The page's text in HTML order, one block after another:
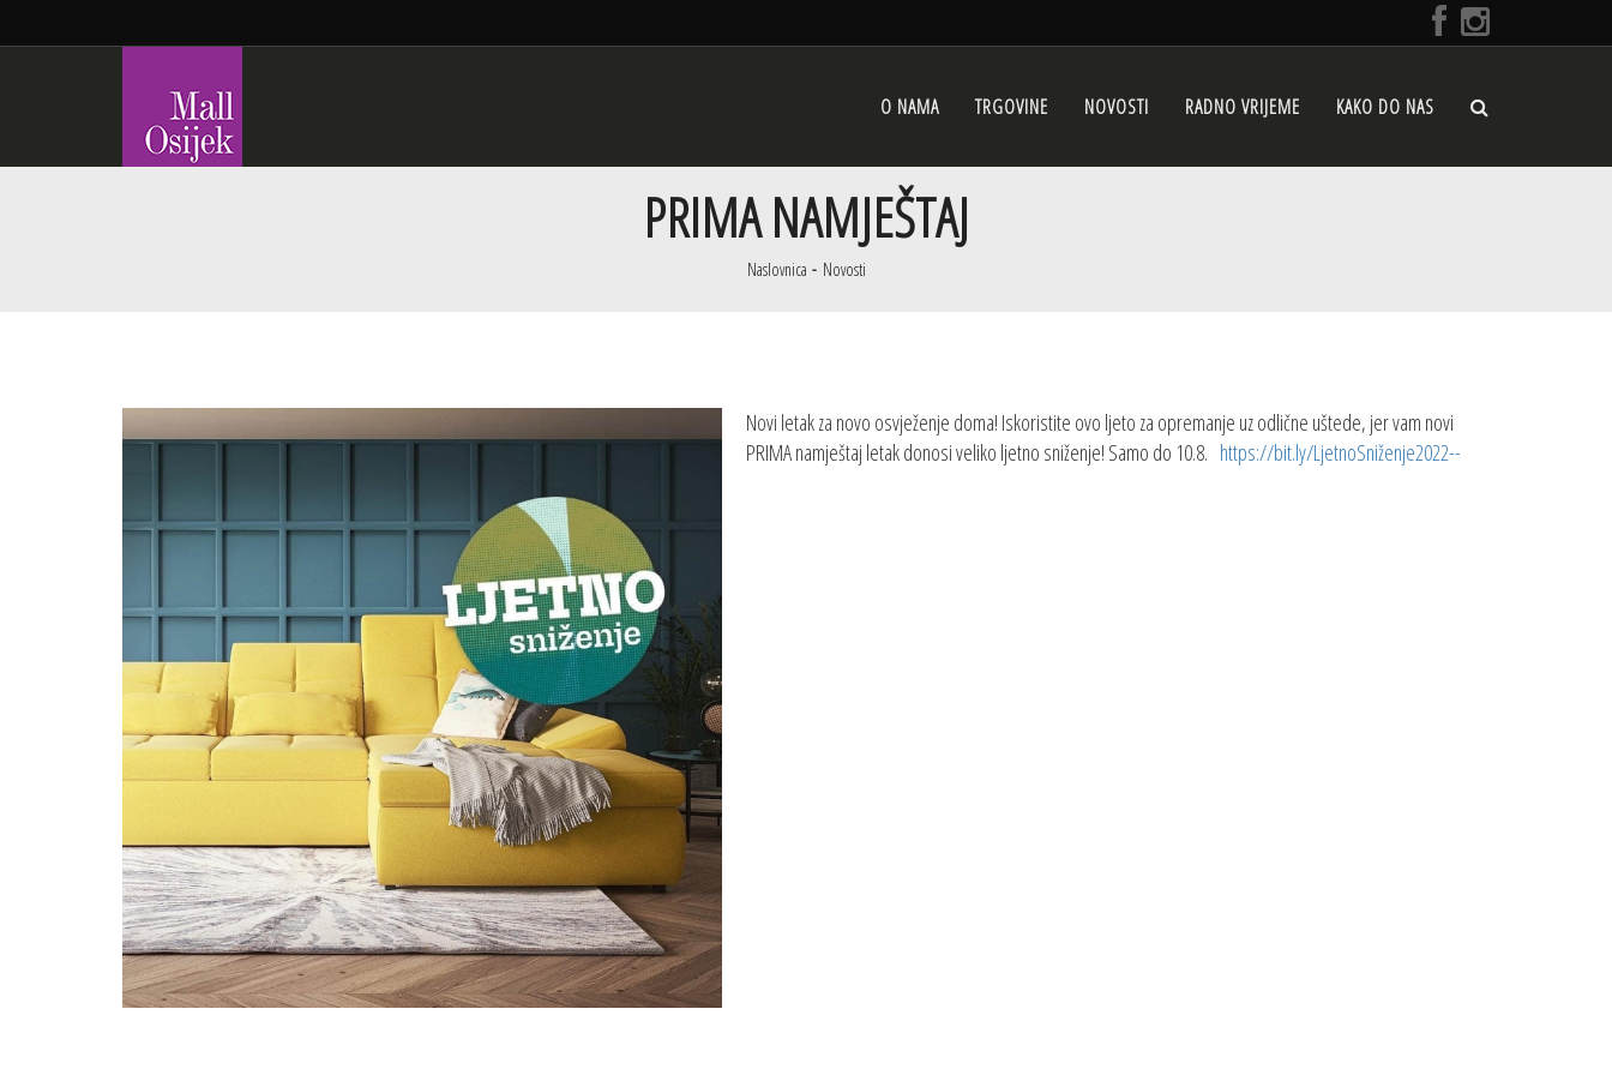
O NAMA TRGOVINE NOVOSTI RADNO VRIJEME KAKO DO NAS
PRIMA NAMJEŠTAJ
Naslovnica Novosti
Novi letak za novo osvježenje doma! Iskoristite ovo ljeto za opremanje uz odlične uštede, jer vam novi
PRIMA namještaj letak donosi veliko ljetno sniženje! Samo do 10.8. https://bit.ly/LjetnoSniženje2022--